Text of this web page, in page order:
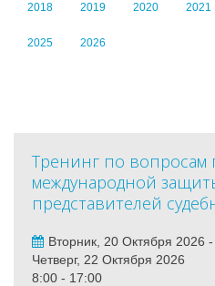
2018 2019 2020 2021
2025 2026
Тренинг по вопросам
международной
представителей
Вторник, 20 Октября 2026 -
Четверг, 22 Октября 2026
8:00 - 17:00